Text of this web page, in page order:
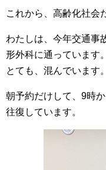
これから、高齢化社会
わたしは、今年交通事
形外科に通っています。
とても、混んでいます。
朝予約だけして、9時
往復しています。